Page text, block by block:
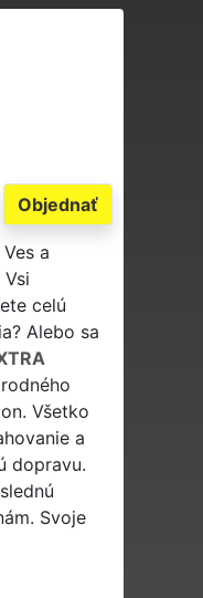
Objednať
a
celú
Alebo sa
Všetko
a
dopravu.
Svoje